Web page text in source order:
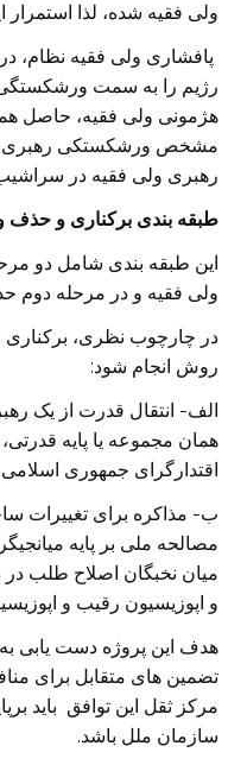
ولی فقیه شده، لذا
پافشاری ولی فقیه نظام،
رژیم را به سمت
هژمونی ولی فقیه، حاصل
مشخص ورشکستکی رهبری-
رهبری ولی فقیه در سراشیب
طبقه بندی برکناری و حذف
این طبقه بندی شامل دو
ولی فقیه و در مرحله دوم
در چارچوب نظری، برکناری
روش انجام شود:
الف- انتقال قدرت از یک
همان مجموعه یا پایه
اقتدارگرای جمهوری
ب- مذاکره برای تغییرات
مصالحه ملی بر پایه
میان نخبگان اصلاح طلب در
و اپوزیسیون رقیب و
هدف این پروژه دست یابی به
تضمین های متقابل برای
مرکز ثقل این توافق باید
سازمان ملل باشد.